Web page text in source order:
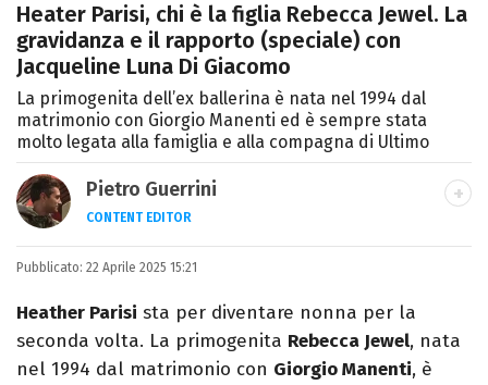
Heater Parisi, chi è la figlia Rebecca Jewel. La
gravidanza e il rapporto (speciale) con
Jacqueline Luna Di Giacomo
La primogenita dell’ex ballerina è nata nel 1994 dal
matrimonio con Giorgio Manenti ed è sempre stata
molto legata alla famiglia e alla compagna di Ultimo
Pietro Guerrini
CONTENT EDITOR
Laurea in Lettere, smania di viaggi e
passione per i cartoni (della pizza e della
Pixar).
Pubblicato: 22 Aprile 2025 15:21
Heather Parisi sta per diventare nonna per la
seconda volta. La primogenita Rebecca Jewel, nata
nel 1994 dal matrimonio con Giorgio Manenti, è